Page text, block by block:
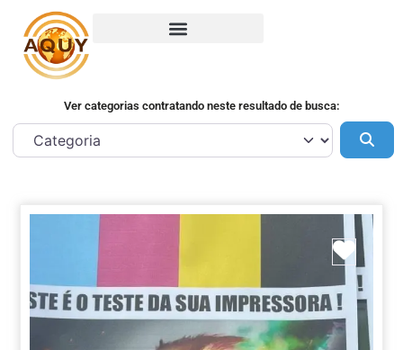
Ver categorias contratando neste resultado de busca: